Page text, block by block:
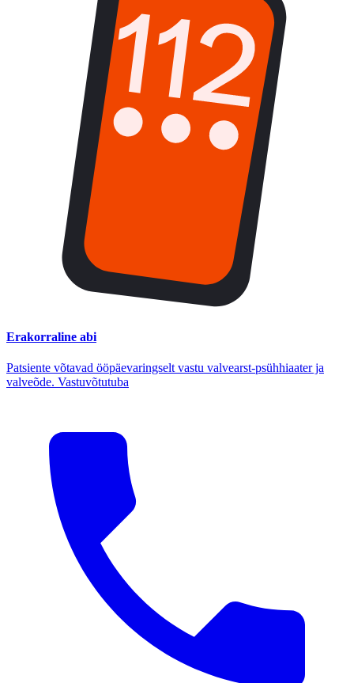
Erakorraline abi
Patsiente võtavad ööpäevaringselt vastu valvearst-psühhiaater ja
valveõde. Vastuvõtutuba